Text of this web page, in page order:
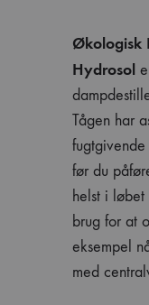
Økologisk
Hydrosol
Tågen har
før du
helst i
brug for at
eksempel
med